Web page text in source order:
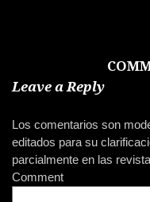
Britney Spears a
través de los años
Leave a Reply
Los comentarios son
editados para su
parcialmente en las
Comment